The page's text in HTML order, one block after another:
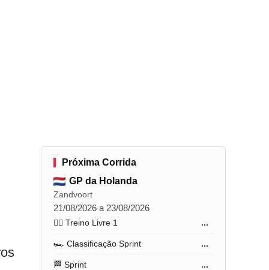
Próxima Corrida
GP da Holanda
Zandvoort
21/08/2026 a 23/08/2026
🏋️‍♂️ Treino Livre 1 ...
🏎️ Classificação Sprint ...
🏁 Sprint ...